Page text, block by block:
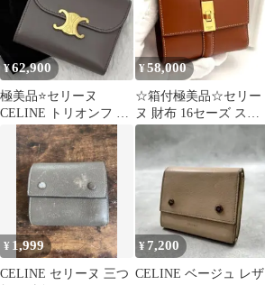
¥62,900
極美品⭐️セリーヌ
CELINE トリオンフ ス
モールウォレット 三つ
折り財布
¥58,000
☆箱付極美品☆セリー
ヌ 財布 16セーズ スモ
ールトリフォールドウ
ォレット 茶
¥ 1,999
CELINE セリーヌ 三つ
¥7,200
CELINE ベージュ レザ